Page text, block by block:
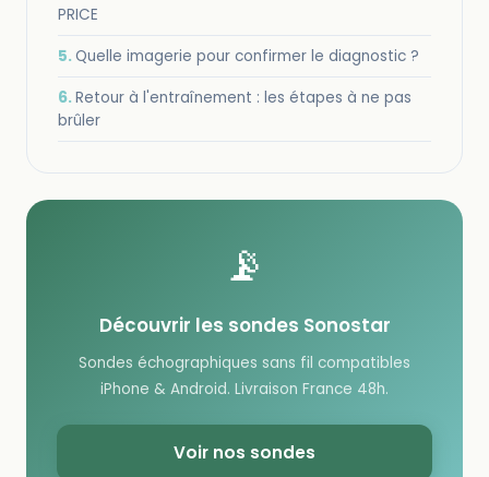
PRICE
Quelle imagerie pour confirmer le diagnostic ?
Retour à l'entraînement : les étapes à ne pas
brûler
📡
Découvrir les sondes Sonostar
Sondes échographiques sans fil compatibles
iPhone & Android. Livraison France 48h.
Voir nos sondes